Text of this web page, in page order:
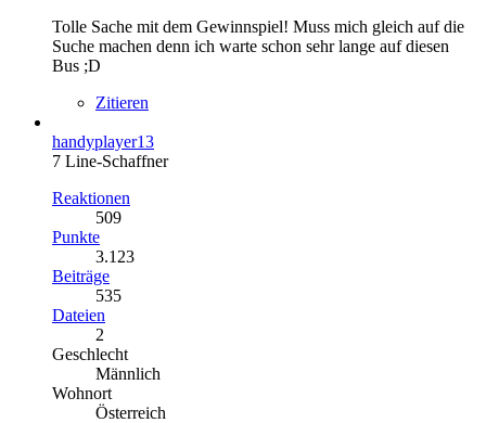
Tolle Sache mit dem Gewinnspiel! Muss mich gleich auf die
Suche machen denn ich warte schon sehr lange auf diesen
Bus ;D
Zitieren
handyplayer13
7 Line-Schaffner
Reaktionen
509
Punkte
3.123
Beiträge
535
Dateien
2
Geschlecht
Männlich
Wohnort
Österreich